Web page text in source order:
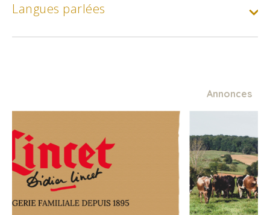
Langues parlées
Annonces